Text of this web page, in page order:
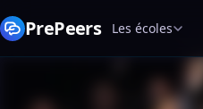
PrePeers Les écoles